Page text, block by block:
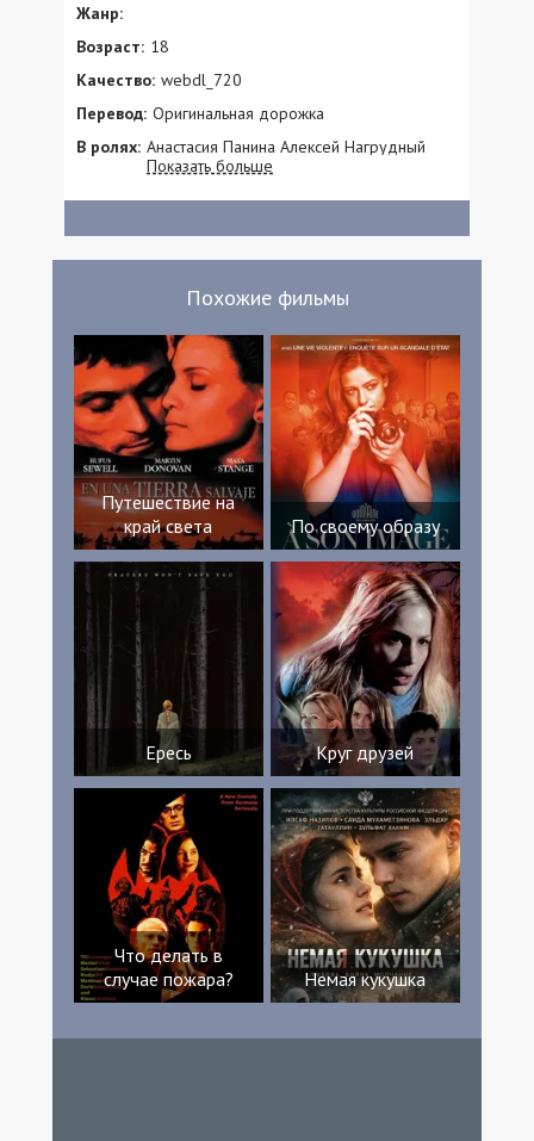
Жанр:
Возраст: 18
Качество: webdl_720
Перевод: Оригинальная дорожка
В ролях: Анастасия Панина Алексей Нагрудный
Пётр Рыков Дарья Легейда Павел
Ольга Кияшко Иван Бровин Влада
Булычёва Олег Замятин Дмитрий Грицай
Показать больше
Похожие фильмы
Путешествие на
край света
По своему образу
Ересь Круг друзей
Что делать в
случае пожара?
Немая кукушка